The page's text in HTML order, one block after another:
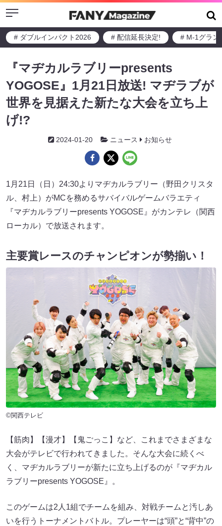
Menu
# ダブルインパクト2026 # 配信延長決定! # M-1グラン
『マヂカルラブリーpresents
YOGOSE』1月21日放送! マヂラブが
世界を見据えた新たな大会を立ち上
げ!?
2024-01-20 ニュース お知らせ
1月21日（日）24:30よりマヂカルラブリー（野田クリスタ
ル、村上）がMCを務めるサバイバルゲームバラエティ
『マヂカルラブリーpresents YOGOSE』がカンテレ（関西
ローカル）で放送されます。
主要賞レースのチャンピオンが勢揃い！
©関西テレビ
【筋肉】【漫才】【鬼ごっこ】など、これまでさまざまな
大会がテレビで行われてきました。そんな大会に続くべ
く、マヂカルラブリーが新たに立ち上げるのが『マヂカル
ラブリーpresents YOGOSE』。
このゲームは2人1組でチームを組み、対戦チームと汚しあ
いを行うトーナメントバトル。プレーヤーは“頭”と“背中”の